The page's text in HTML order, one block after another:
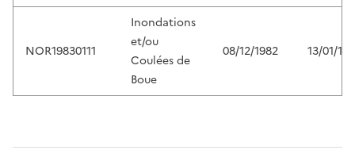
NOR19830111
Inondations
et/ou
Coulées de
Boue
08/12/1982 13/01/